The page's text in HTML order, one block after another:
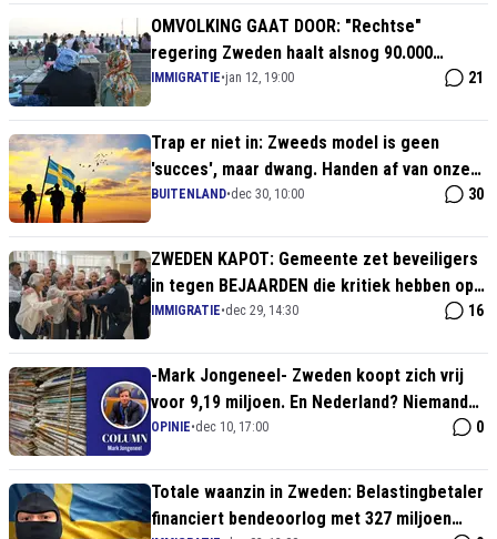
OMVOLKING GAAT DOOR: "Rechtse"
regering Zweden haalt alsnog 90.000
buitenlanders binnen!
IMMIGRATIE•jan 12, 19:00 21
Trap er niet in: Zweeds model is geen
'succes', maar dwang. Handen af van onze
jeugd!
BUITENLAND•dec 30, 10:00 30
ZWEDEN KAPOT: Gemeente zet beveiligers
in tegen BEJAARDEN die kritiek hebben op
islam!
IMMIGRATIE•dec 29, 14:30 16
-Mark Jongeneel- Zweden koopt zich vrij
voor 9,19 miljoen. En Nederland? Niemand
die het weet
OPINIE•dec 10, 17:00 0
Totale waanzin in Zweden: Belastingbetaler
financiert bendeoorlog met 327 miljoen